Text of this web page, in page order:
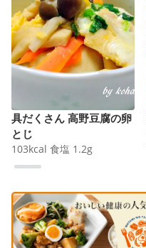
具だくさん 高野豆腐の卵
とじ
103kcal 食塩 1.2g